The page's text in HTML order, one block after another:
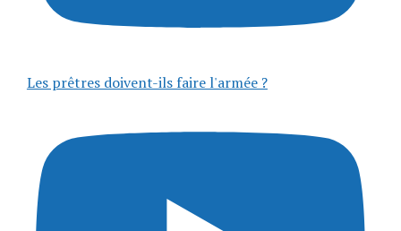
Les prêtres doivent-ils faire l'armée ?